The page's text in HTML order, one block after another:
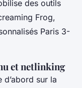
des outils
Frog,
Paris 3-
et netlinking
d’abord sur la